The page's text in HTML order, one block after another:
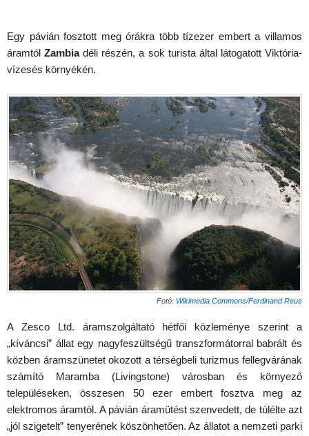
Egy pávián fosztott meg órákra több tízezer embert a villamos
áramtólZambiadéli részén, a sok turista által látogatott Viktória-
vízesés környékén.
Fotó: Wikimedia Commons/Ferdinand Reus
A Zesco Ltd. áramszolgáltató hétfői közleménye szerint a
„kíváncsi” állat egy nagyfeszültségű transzformátorral babrált és
közben áramszünetet okozott a térségbeli turizmus fellegvárának
számító Maramba (Livingstone) városban és környező
településeken, összesen 50 ezer embert fosztva meg az
elektromos áramtól. A pávián áramütést szenvedett, de túlélte azt
„jól szigetelt” tenyerének köszönhetően. Az állatot a nemzeti parki